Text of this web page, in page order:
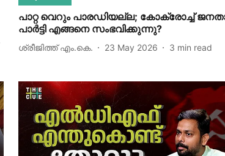
പാറ്റ വെറും പാരഡിയല്ല; കോക്രോച്ച്
പാര്‍ട്ടി എങ്ങനെ സംഭവിക്കുന്നു?
ശ്രീജിത്ത് എം.കെ. 23 May 2026 3 min read